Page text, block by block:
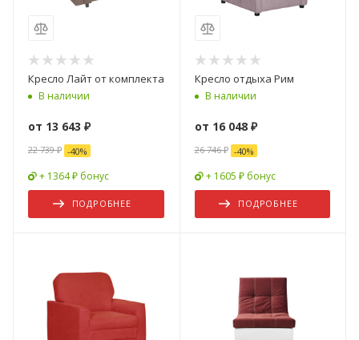
Кресло Лайт от комплекта
В наличии
от 13 643 ₽
22 739 ₽ -40%
+ 1364 ₽ бонус
ПОДРОБНЕЕ
Кресло отдыха Рим
В наличии
от 16 048 ₽
26 746 ₽ -40%
+ 1605 ₽ бонус
ПОДРОБНЕЕ